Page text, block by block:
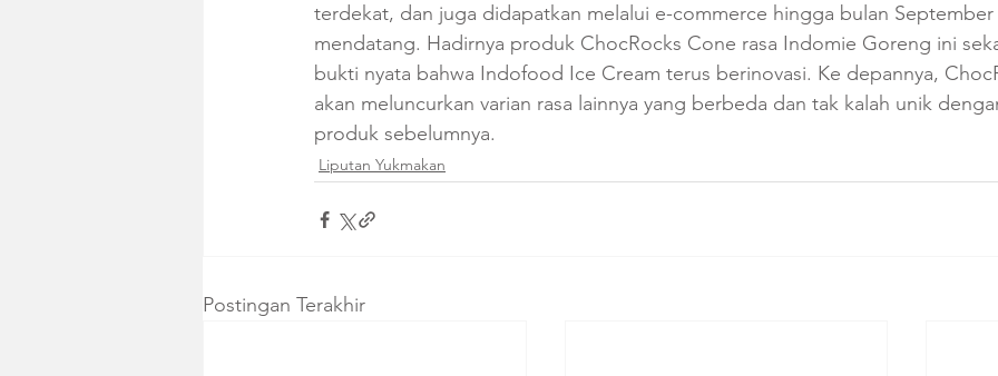
terdekat, dan juga didapatkan melalui e-commerce hingga bulan September
mendatang. Hadirnya produk ChocRocks Cone rasa Indomie Goreng ini
bukti nyata bahwa Indofood Ice Cream terus berinovasi. Ke depannya,
akan meluncurkan varian rasa lainnya yang berbeda dan tak kalah unik
produk sebelumnya.
Liputan Yukmakan
Postingan Terakhir